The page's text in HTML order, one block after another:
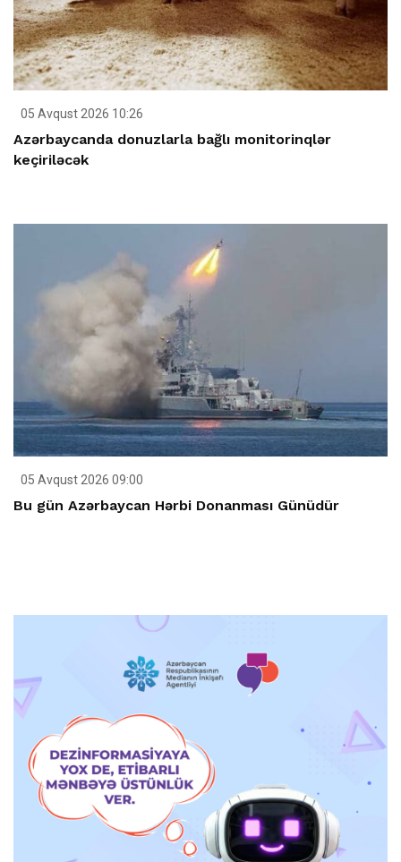
05 Avqust 2026 10:26
Azərbaycanda donuzlarla bağlı monitorinqlər
keçiriləcək
05 Avqust 2026 09:00
Bu gün Azərbaycan Hərbi Donanması Günüdür